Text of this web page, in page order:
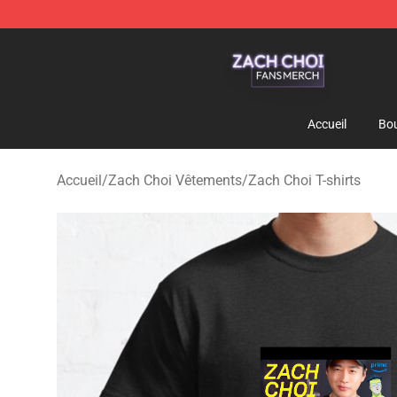
Accueil
Accueil/Zach Choi Vêtements/Zach Choi T-shirts